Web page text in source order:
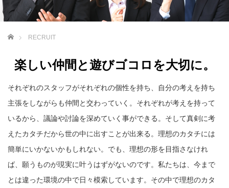
ホーム RECRUIT
楽しい仲間と遊びゴコロを大切に。
それぞれのスタッフがそれぞれの個性を持ち、自分の考えを持ち
主張をしながらも仲間と交わっていく。それぞれが考えを持って
いるから、議論や討論を深めていく事ができる。そして真剣に考
えたカタチだから世の中に出すことが出来る。理想のカタチには
簡単にいかないかもしれない。でも、理想の形を目指さなけれ
ば、願うものが現実に叶うはずがないのです。私たちは、今まで
とは違った環境の中で日々模索しています。その中で理想のカタ